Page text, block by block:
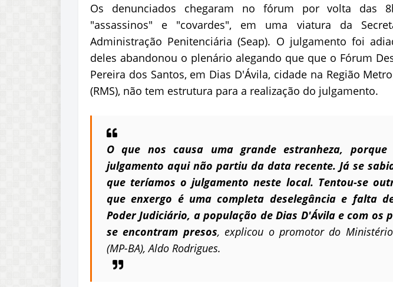
Os denunciados chegaram no fórum por volta das
"assassinos" e "covardes", em uma viatura da
Administração Penitenciária (Seap). O julgamento foi
deles abandonou o plenário alegando que que o Fórum
Pereira dos Santos, em Dias D'Ávila, cidade na Região
(RMS), não tem estrutura para a realização do julgamento.
O que nos causa uma grande estranheza,
julgamento aqui não partiu da data recente. Já se
que teríamos o julgamento neste local. Tentou-se
que enxergo é uma completa deselegância e falta
Poder Judiciário, a população de Dias D'Ávila e com os
se encontram presos, explicou o promotor do
(MP-BA), Aldo Rodrigues.